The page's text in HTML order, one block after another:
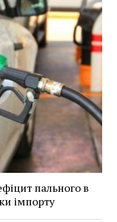
пального в
імпорту